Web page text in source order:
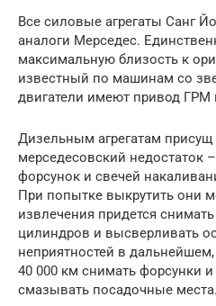
Все силовые агрегаты Санг
аналоги Мерседес.
максимальную близость к
известный по машинам со
двигатели имеют привод ГРМ
Дизельным агрегатам присущ
мерседесовский недостаток
форсунок и свечей
При попытке выкрутить они
извлечения придется
цилиндров и высверливать
неприятностей в
40 000 км снимать форсунки
смазывать посадочные места.